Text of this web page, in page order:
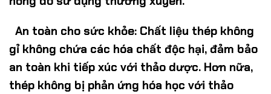
An toàn cho sức khỏe: Chất liệu thép không
gỉ không chứa các hóa chất độc hại, đảm bảo
an toàn khi tiếp xúc với thảo dược. Hơn nữa,
thép không bị phản ứng hóa học với thảo